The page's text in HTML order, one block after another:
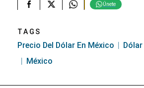
Únete
TAGS
Precio Del Dólar En México
México